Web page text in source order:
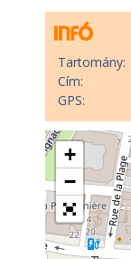
Tartomány:
Cím:
GPS:
+
−